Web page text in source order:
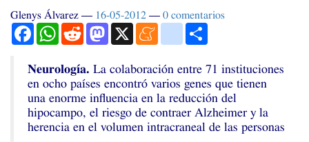
Glenys Álvarez 16-05-2012
0 comentarios
FacebookWhatsApp
RedditMastodon
X Meneameblogger_post
Neurología. La colaboración entre 71 instituciones
en ocho países encontró varios genes que tienen
una enorme influencia en la reducción del
hipocampo, el riesgo de contraer Alzheimer y la
herencia en el volumen intracraneal de las personas